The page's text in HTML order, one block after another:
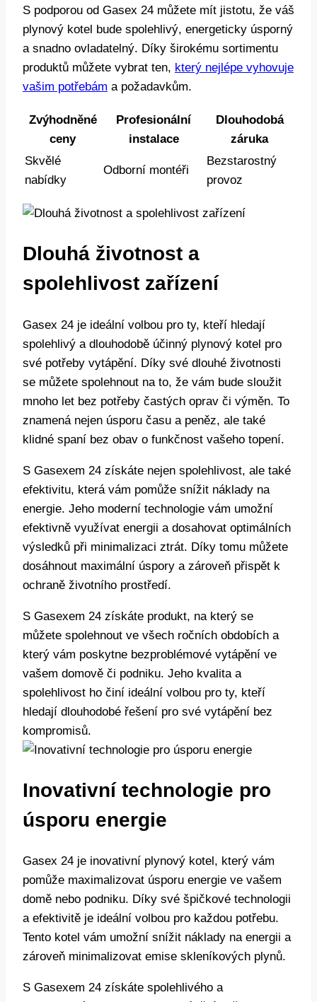
S podporou od Gasex 24 můžete mít jistotu, že váš
plynový kotel bude spolehlivý, energeticky úsporný
a snadno ovladatelný. Díky širokému sortimentu
produktů můžete vybrat ten, který nejlépe vyhovuje
vašim potřebám a požadavkům.
Zvýhodněné
ceny
Profesionální
instalace
Dlouhodobá
záruka
Skvělé
nabídky
Odborní montéři
Bezstarostný
provoz
Dlouhá životnost a
spolehlivost zařízení
Gasex 24 je ideální volbou pro ty, kteří hledají
spolehlivý a dlouhodobě účinný plynový kotel pro
své potřeby vytápění. Díky své dlouhé životnosti
se můžete spolehnout na to, že vám bude sloužit
mnoho let bez potřeby častých oprav či výměn. To
znamená nejen úsporu času a peněz, ale také
klidné spaní bez obav o funkčnost vašeho topení.
S Gasexem 24 získáte nejen spolehlivost, ale také
efektivitu, která vám pomůže snížit náklady na
energie. Jeho moderní technologie vám umožní
efektivně využívat energii a dosahovat optimálních
výsledků při minimalizaci ztrát. Díky tomu můžete
dosáhnout maximální úspory a zároveň přispět k
ochraně životního prostředí.
S Gasexem 24 získáte produkt, na který se
můžete spolehnout ve všech ročních obdobích a
který vám poskytne bezproblémové vytápění ve
vašem domově či podniku. Jeho kvalita a
spolehlivost ho činí ideální volbou pro ty, kteří
hledají dlouhodobé řešení pro své vytápění bez
kompromisů.
Inovativní technologie pro
úsporu energie
Gasex 24 je inovativní plynový kotel, který vám
pomůže maximalizovat úsporu energie ve vašem
domě nebo podniku. Díky své špičkové technologii
a efektivitě je ideální volbou pro každou potřebu.
Tento kotel vám umožní snížit náklady na energii a
zároveň minimalizovat emise skleníkových plynů.
S Gasexem 24 získáte spolehlivého a